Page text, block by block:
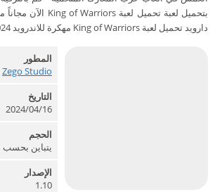
دارويد تحميل لعبة King of Warriors مهكرة للاندرويد 2024 – ابك دارويد
المطور
Zego Studio‏
التاريخ
16‏/04‏/2024
الحجم
يتباين بحسب
الإصدار
1.10